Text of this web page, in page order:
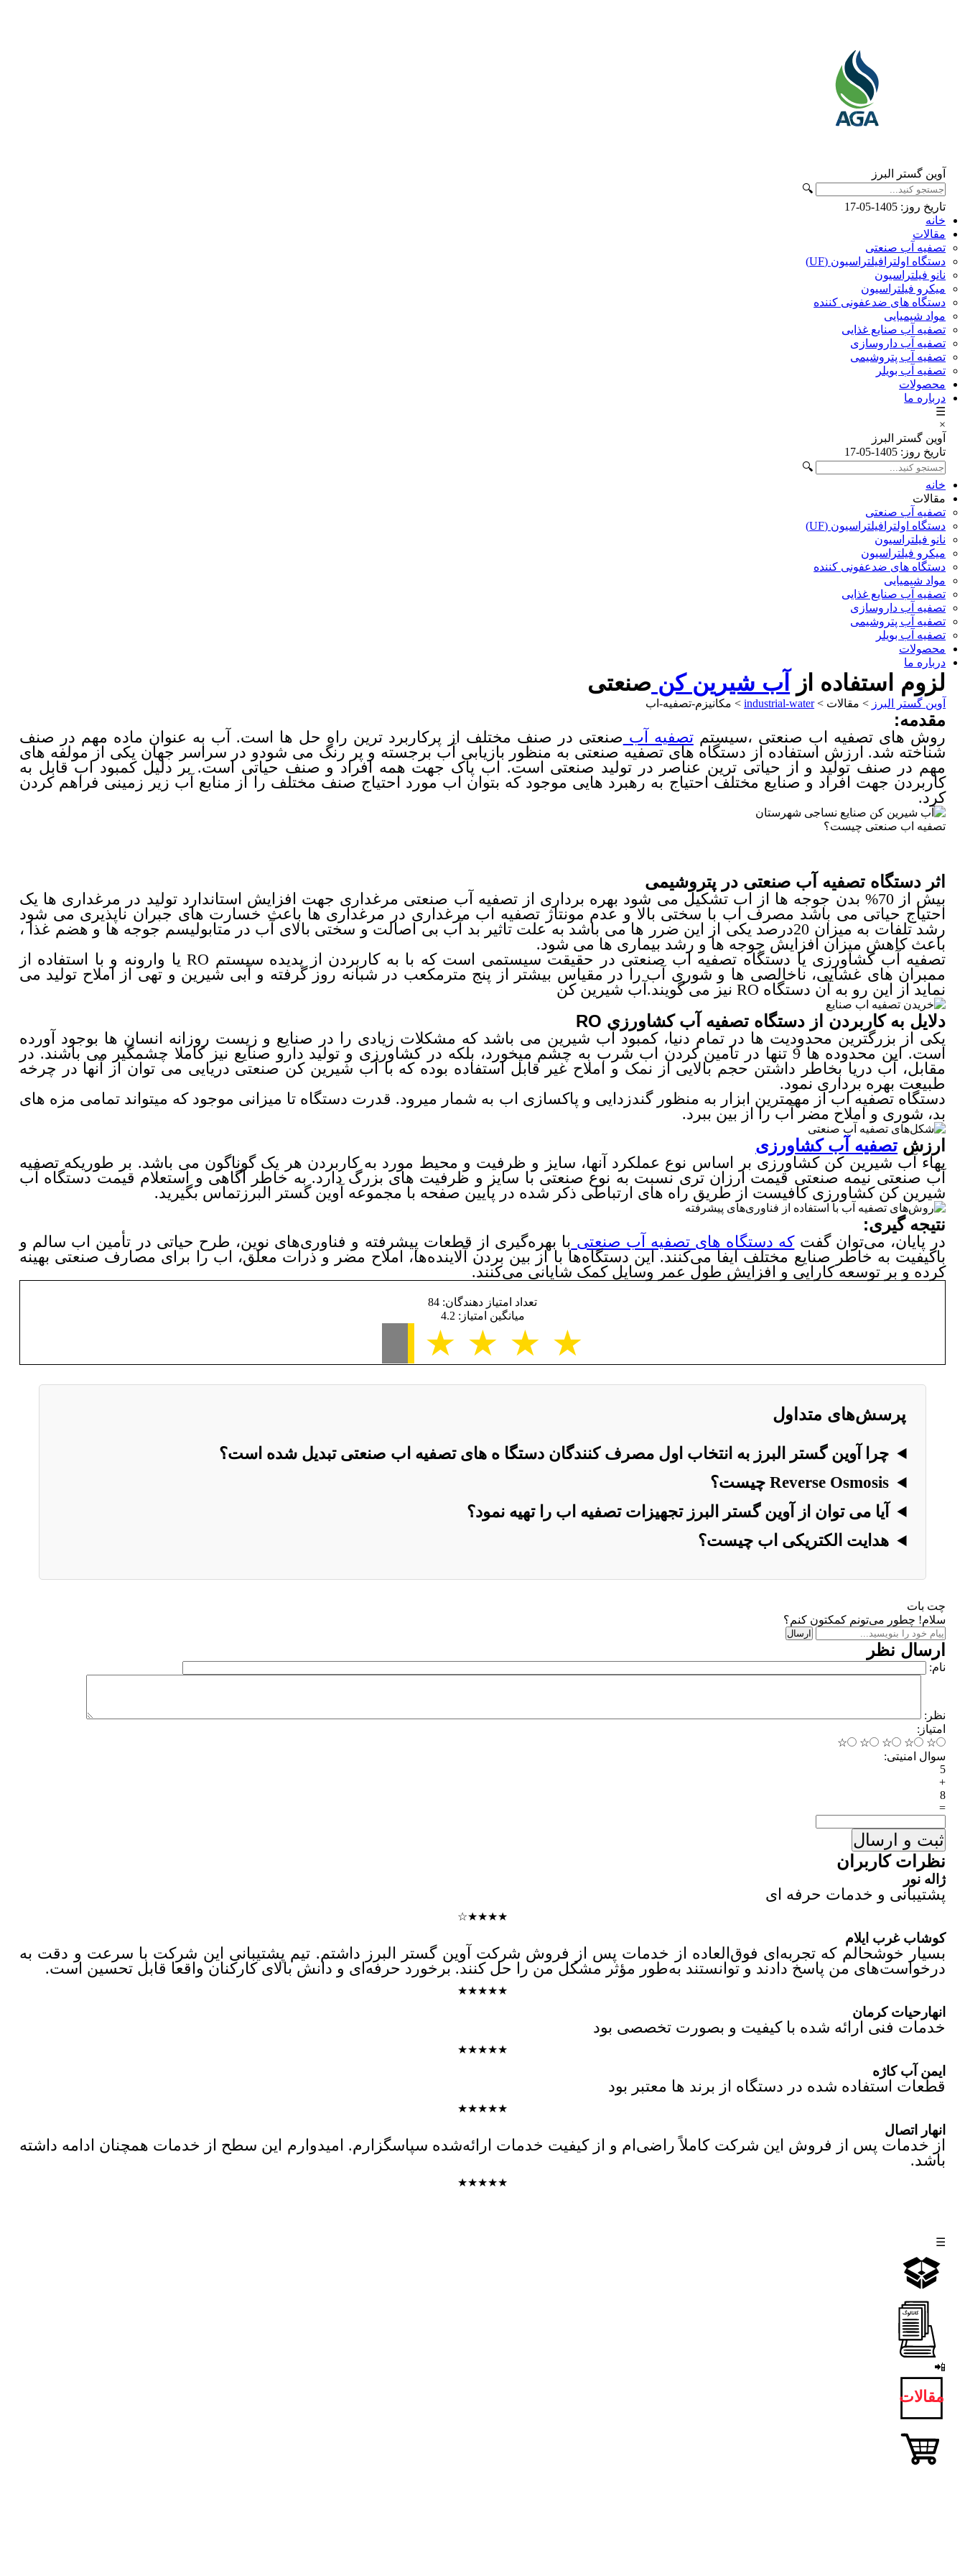
آوین گستر البرز
🔍
تاریخ روز: 1405-05-17
خانه
مقالات
تصفیه آب صنعتی
دستگاه اولترافیلتراسیون (UF)
نانو فیلتراسیون
میکرو فیلتراسیون
دستگاه های ضدعفونی کننده
مواد شیمیایی
تصفیه آب صنایع غذایی
تصفیه آب داروسازی
تصفیه آب پتروشیمی
تصفیه آب بویلر
محصولات
درباره ما
☰
×
آوین گستر البرز
تاریخ روز: 1405-05-17
🔍
خانه
مقالات
تصفیه آب صنعتی
دستگاه اولترافیلتراسیون (UF)
نانو فیلتراسیون
میکرو فیلتراسیون
دستگاه های ضدعفونی کننده
مواد شیمیایی
تصفیه آب صنایع غذایی
تصفیه آب داروسازی
تصفیه آب پتروشیمی
تصفیه آب بویلر
محصولات
درباره ما
لزوم استفاده از آب شیرین کن صنعتی
آوین گستر البرز > مقالات >
industrial-water
> مکانیزم-تصفیه-اب
مقدمه:
روش های تصفیه اب صنعتی ،سیستمتصفیه آب صنعتی در صنف مختلف از پرکاربرد ترین راه حل ها است. آب به عنوان ماده مهم در صنف
شناخته شد. ارزش استفاده از دستگاه های تصفیه صنعتی به منظور بازیابی آب برجسته و پر رنگ می شودو در سراسر جهان یکی از مولفه های
مهم در صنف تولید و از حیاتی ترین عناصر در تولید صنعتی است. اب پاک جهت همه افراد و صنف حیاتی است. بر دلیل کمبود اب قابل به
کاربردن جهت افراد و صنایع مختلف احتیاج به رهبرد هایی موجود که بتوان اب مورد احتیاج صنف مختلف را از منابع آب زیر زمینی فراهم کردن
کرد.
تصفیه اب صنعتی چیست؟
اثر دستگاه تصفیه آب صنعتی در پتروشیمی
بیش از 70% بدن جوجه ها از اب تشکیل می شود بهره برداری از تصفیه آب صنعتی مرغداری جهت افزایش استاندارد تولید در مرغداری ها یک
احتیاج حیاتی می باشد مصرف اب با سختی بالا و عدم مونتاژ تصفیه اب مرغداری در مرغداری ها باعث خسارت های جبران ناپذیری می شود
رشد تلفات به میزان 20درصد یکی از این ضرر ها می باشد به علت تاثیر بد آب بی اصالت و سختی بالای آب در متابولیسم جوجه ها و هضم غذا ،
باعث کاهش میزان افزایش جوجه ها و رشد بیماری ها می شود.
تصفیه آب کشاورزی یا دستگاه تصفیه اب صنعتی در حقیقت سیستمی است که با به کاربردن از پدیده سیستم RO یا وارونه و با استفاده از
ممبران های غشایی، ناخالصی ها و شوری آب را در مقیاس بیشتر از پنج مترمکعب در شبانه روز گرفته و آبی شیرین و تهی از املاح تولید می
نماید از این رو به آن دستگاه RO نیز می گویند.آب شیرین کن
دلایل به کاربردن از دستگاه تصفیه آب کشاورزی RO
یکی از بزرگترین محدودیت ها در تمام دنیا، کمبود آب شیرین می باشد که مشکلات زیادی را در صنایع و زیست روزانه انسان ها بوجود آورده
است. این محدوده ها 9 تنها در تامین کردن اب شرب به چشم میخورد، بلکه در کشاورزی و تولید دارو صنایع نیز کاملا چشمگیر می باشند. در
مقابل، آب دریا بخاطر داشتن حجم بالایی از نمک و املاح غیر قابل استفاده بوده که با آب شیرین کن صنعتی دریایی می توان از آنها در چرخه
طبیعت بهره برداری نمود.
دستگاه تصفیه اب از مهمترین ابزار به منظور گندزدایی و پاکسازی اب به شمار میرود. قدرت دستگاه تا میزانی موجود که میتواند تمامی مزه های
بد، شوری و املاح مضر آب را از بین ببرد.
ارزش تصفیه آب کشاورزی
بهاء آب شیرین کن کشاورزی بر اساس نوع عملکرد آنها، سایز و ظرفیت و محیط مورد به کاربردن هر یک گوناگون می باشد. بر طوریکه تصفیه
آب صنعتی نیمه صنعتی قیمت ارزان تری نسبت به نوع صنعتی با سایز و ظرفیت های بزرگ دارد. به خاطر آگاهی و استعلام قیمت دستگاه آب
شیرین کن کشاورزی کافیست از طریق راه های ارتباطی ذکر شده در پایین صفحه با مجموعه آوین گستر البرزتماس بگیرید.
نتیجه گیری:
در پایان، می‌توان گفتکه دستگاه های تصفیه آب صنعتی با بهره‌گیری از قطعات پیشرفته و فناوری‌های نوین، طرح حیاتی در تأمین اب سالم و
باکیفیت به خاطر صنایع مختلف ایفا می‌کنند. این دستگاه‌ها با از بین بردن آلاینده‌ها، املاح مضر و ذرات معلق، اب را برای مصارف صنعتی بهینه
کرده و بر توسعه کارایی و افزایش طول عمر وسایل کمک شایانی می‌کنند.
تعداد امتیاز دهندگان: 84
میانگین امتیاز: 4.2
★
★
★
★
پرسش‌های متداول
چرا آوین گستر البرز به انتخاب اول مصرف کنندگان دستگا ه های تصفیه اب صنعتی تبدیل شده است؟
Reverse Osmosis چیست؟
آیا می توان از آوین گستر البرز تجهیزات تصفیه اب را تهیه نمود؟
هدایت الکتریکی اب چیست؟
چت بات
سلام! چطور می‌تونم کمکتون کنم؟
ارسال
ارسال نظر
نام:
نظر:
امتیاز:
☆
☆
☆
☆
☆
سوال امنیتی:
5
+
8
=
ثبت و ارسال
نظرات کاربران
ژاله نور
پشتیبانی و خدمات حرفه ای
★★★★☆
کوشاب غرب ایلام
بسیار خوشحالم که تجربه‌ای فوق‌العاده از خدمات پس از فروش شرکت آوین گستر البرز داشتم. تیم پشتیبانی این شرکت با سرعت و دقت به
درخواست‌های من پاسخ دادند و توانستند به‌طور مؤثر مشکل من را حل کنند. برخورد حرفه‌ای و دانش بالای کارکنان واقعا قابل تحسین است.
★★★★★
انهارحیات کرمان
خدمات فنی ارائه شده با کیفیت و بصورت تخصصی بود
★★★★★
ایمن آب کاژه
قطعات استفاده شده در دستگاه از برند ها معتبر بود
★★★★★
انهار اتصال
از خدمات پس از فروش این شرکت کاملاً راضی‌ام و از کیفیت خدمات ارائه‌شده سپاسگزارم. امیدوارم این سطح از خدمات همچنان ادامه داشته
باشد.
★★★★★
☰
📲
مقالات